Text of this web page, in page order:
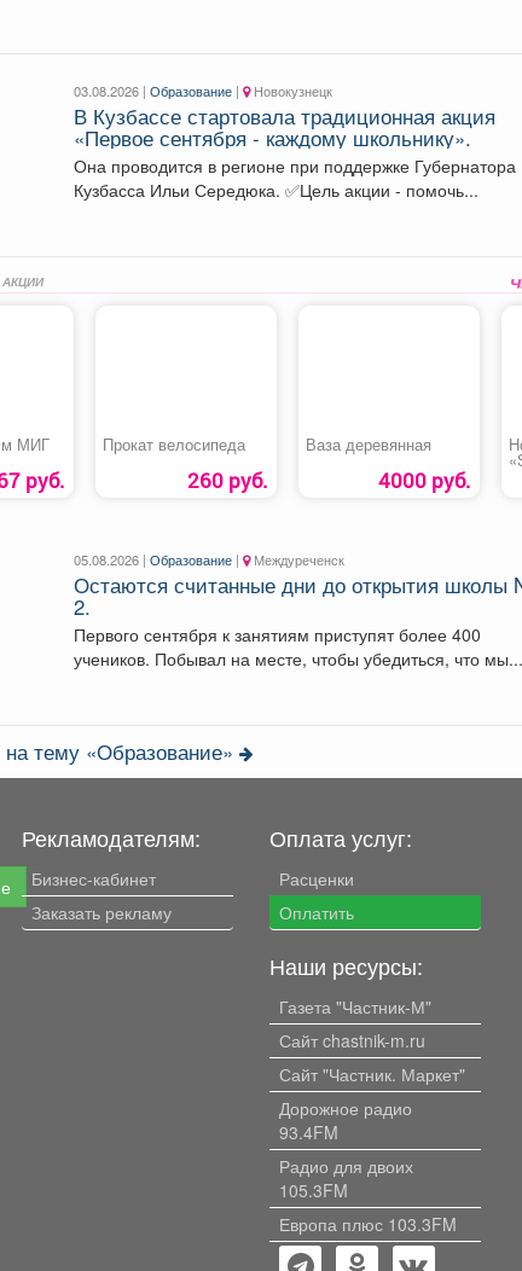
03.08.2026 |Образование | Новокузнецк
В Кузбассе стартовала традиционная акция
«Первое сентября - каждому школьнику».
Она проводится в регионе при поддержке Губернатора
Кузбасса Ильи Середюка. ✅Цель акции - помочь...
МИГ
руб.
Прокат велосипеда
260 руб.
Ваза деревянная
4000 руб.
05.08.2026 |Образование | Междуреченск
Остаются считанные дни до открытия школы
2.
Первого сентября к занятиям приступят более 400
учеников. Побывал на месте, чтобы убедиться, что мы...
тему «Образование»
Рекламодателям:
Бизнес-кабинет
Заказать рекламу
Оплата услуг:
Расценки
Оплатить
Наши ресурсы:
Газета "Частник-М"
Сайт chastnik-m.ru
Сайт "Частник. Маркет"
Дорожное радио
93.4FM
Радио для двоих
105.3FM
Европа плюс 103.3FM